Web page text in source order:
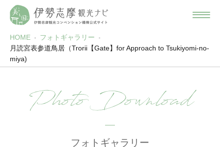
HOME
フォトギャラリー
月読宮表参道鳥居（Trorii【Gate】for Approach to Tsukiyomi-no-
miya)
Photo Download
フォトギャラリー